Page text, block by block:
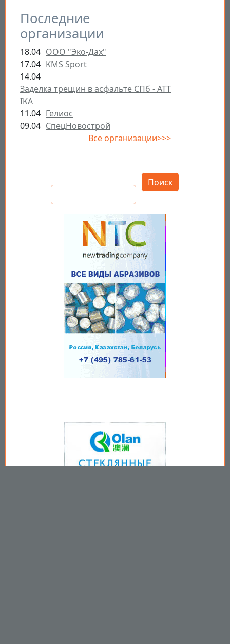
Последние
организации
18.04 ООО "Эко-Дах"
17.04 KMS Sport
14.04
Заделка трещин в асфальте СПб - ATT
IKA
11.04 Гелиос
09.04 СпецНовострой
Все организации>>>